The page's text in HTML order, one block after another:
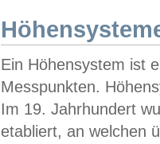
Ein Höhensystem ist
Messpunkten.
Im 19. Jahrhundert
etabliert, an welchen